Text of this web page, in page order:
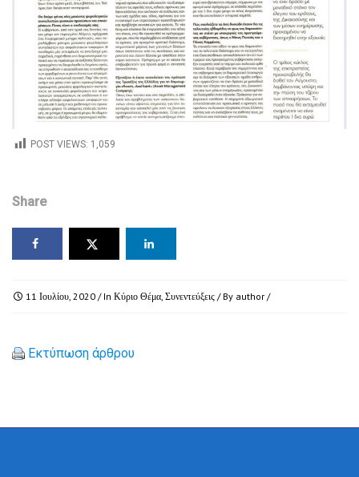
POST VIEWS: 1,059
Share
11 Ιουλίου, 2020 / In Κύριο Θέμα Συνεντεύξεις / By author /
Εκτύπωση άρθρου